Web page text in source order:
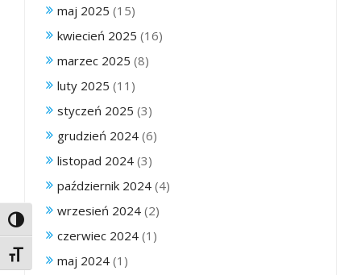
Toggle High Contrast
Toggle Font size
maj 2025 (15)
kwiecień 2025 (16)
marzec 2025 (8)
luty 2025 (11)
styczeń 2025 (3)
grudzień 2024 (6)
listopad 2024 (3)
październik 2024 (4)
wrzesień 2024 (2)
czerwiec 2024 (1)
maj 2024 (1)